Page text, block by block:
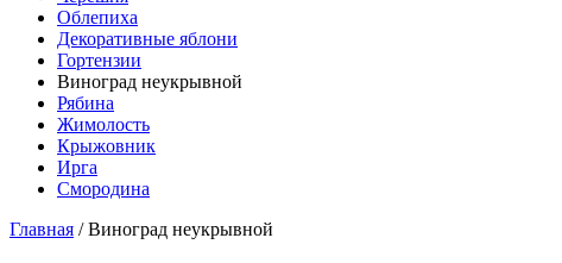
Облепиха
Декоративные яблони
Гортензии
Виноград неукрывной
Рябина
Жимолость
Крыжовник
Ирга
Смородина
Главная / Виноград неукрывной